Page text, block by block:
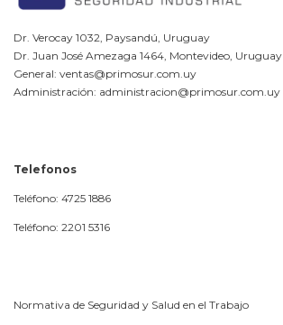
Dr. Verocay 1032, Paysandú, Uruguay
Dr. Juan José Amezaga 1464, Montevideo, Uruguay
General: ventas@primosur.com.uy
Administración: administracion@primosur.com.uy
Telefonos
Teléfono: 4725 1886
Teléfono: 2201 5316
Normativa de Seguridad y Salud en el Trabajo